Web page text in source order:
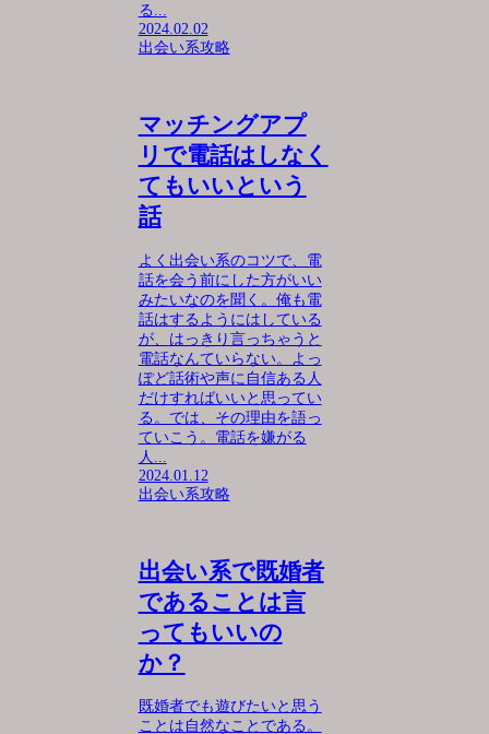
る...
2024.02.02
出会い系攻略
マッチングアプ
リで電話はしなく
てもいいという
話
よく出会い系のコツで、電
話を会う前にした方がいい
みたいなのを聞く。俺も電
話はするようにはしている
が、はっきり言っちゃうと
電話なんていらない。よっ
ぽど話術や声に自信ある人
だけすればいいと思ってい
る。では、その理由を語っ
ていこう。電話を嫌がる
人...
2024.01.12
出会い系攻略
出会い系で既婚者
であることは言
ってもいいの
か？
既婚者でも遊びたいと思う
ことは自然なことである。